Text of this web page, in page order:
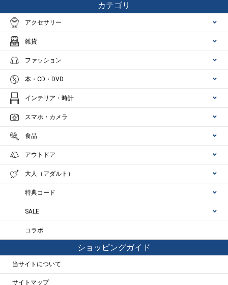
カテゴリ
アクセサリー
雑貨
ファッション
本・CD・DVD
インテリア・時計
スマホ・カメラ
食品
アウトドア
大人（アダルト）
特典コード
SALE
コラボ
ショッピングガイド
当サイトについて
サイトマップ